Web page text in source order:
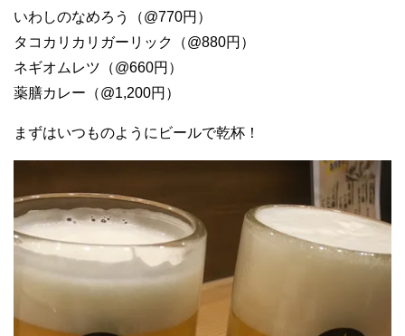
いわしのなめろう（@770円）
タコカリカリガーリック（@880円）
ネギオムレツ（@660円）
薬膳カレー（@1,200円）
まずはいつものようにビールで乾杯！